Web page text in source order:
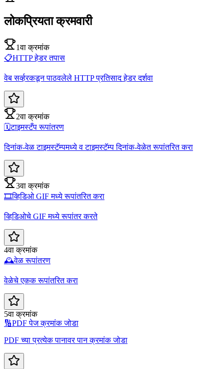
लोकप्रियता क्रमवारी
1वा क्रमांक
📋HTTP हेडर तपास
वेब सर्व्हरकडून पाठवलेले HTTP प्रतिसाद हेडर दर्शवा
2वा क्रमांक
🗓️टाइमस्टँप रूपांतरण
दिनांक-वेळ टाइमस्टॅम्पमध्ये व टाइमस्टॅम्प दिनांक-वेळेत रूपांतरित करा
3वा क्रमांक
🎞️व्हिडिओ GIF मध्ये रूपांतरित करा
व्हिडिओचे GIF मध्ये रूपांतर करते
4वा क्रमांक
🕰️वेळ रूपांतरण
वेळेचे एकक रूपांतरित करा
5वा क्रमांक
🔢PDF पेज क्रमांक जोडा
PDF च्या प्रत्येक पानावर पान क्रमांक जोडा